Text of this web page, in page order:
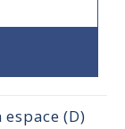
(D)